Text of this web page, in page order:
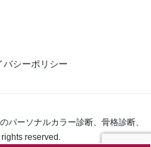
バシーポリシー
ーソナルカラー診断、骨格診断、
reserved.